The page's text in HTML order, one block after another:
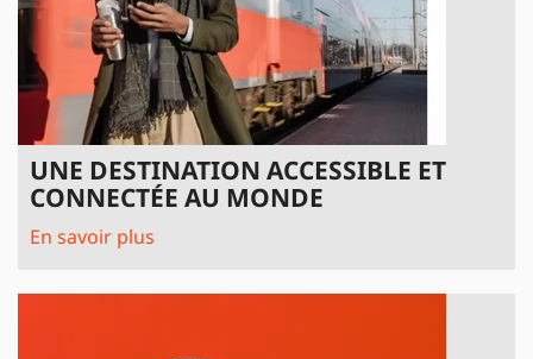
UNE DESTINATION ACCESSIBLE ET
CONNECTÉE AU MONDE
En savoir plus